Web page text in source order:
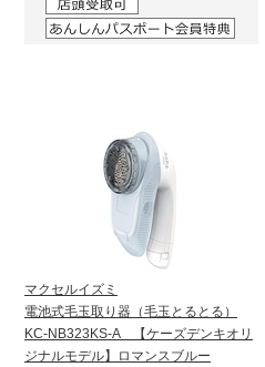
マクセルイズミ
電池式毛玉取り器（毛玉とるとる）
KC-NB323KS-A 【ケーズデンキオリ
ジナルモデル】ロマンスブルー